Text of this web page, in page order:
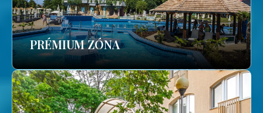
PRÉMIUM ZÓNA